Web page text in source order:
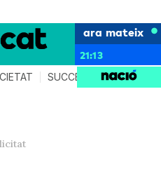
ara mateix
21:13
SUCCESSOS